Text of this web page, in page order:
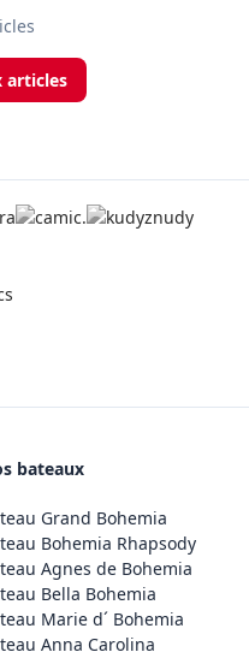
articles
bateaux
Grand Bohemia
Bohemia Rhapsody
Agnes de Bohemia
Bella Bohemia
Marie d´ Bohemia
Anna Carolina